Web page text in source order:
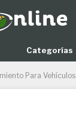
Categorías
Para Vehículos